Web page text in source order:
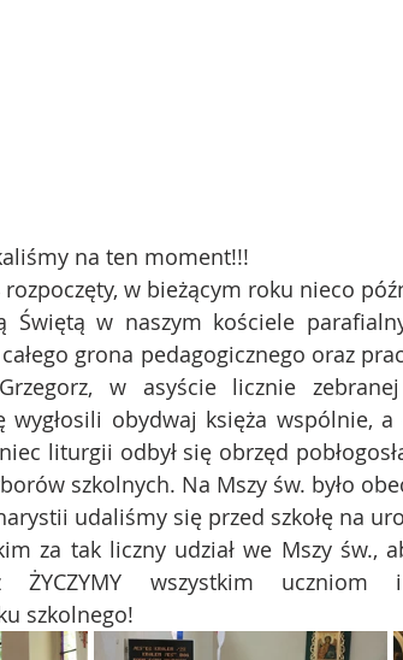
na ten moment!!!
rozpoczęty, w bieżącym roku nieco
Świętą w naszym kościele
grona pedagogicznego oraz
w asyście licznie
wygłosili obydwaj księża wspólnie, a
liturgii odbył się obrzęd
szkolnych. Na Mszy św. było
udaliśmy się przed szkołę na
za tak liczny udział we Mszy
wszystkim uczniom
szkolnego!